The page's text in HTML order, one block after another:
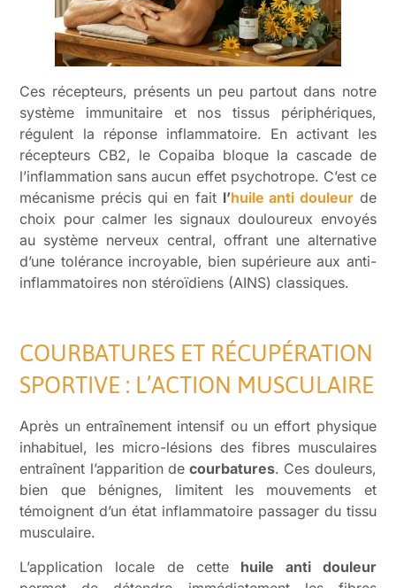
Ces récepteurs, présents un peu partout dans notre
système immunitaire et nos tissus périphériques,
régulent la réponse inflammatoire. En activant les
récepteurs CB2, le Copaiba bloque la cascade de
l’inflammation sans aucun effet psychotrope. C’est ce
mécanisme précis qui en fait l’huile anti douleurde
choix pour calmer les signaux douloureux envoyés
au système nerveux central, offrant une alternative
d’une tolérance incroyable, bien supérieure aux anti-
inflammatoires non stéroïdiens (AINS) classiques.
COURBATURES ET RÉCUPÉRATION
SPORTIVE : L’ACTION MUSCULAIRE
Après un entraînement intensif ou un effort physique
inhabituel, les micro-lésions des fibres musculaires
entraînent l’apparition decourbatures. Ces douleurs,
bien que bénignes, limitent les mouvements et
témoignent d’un état inflammatoire passager du tissu
musculaire.
L’application locale de cette huile anti douleur